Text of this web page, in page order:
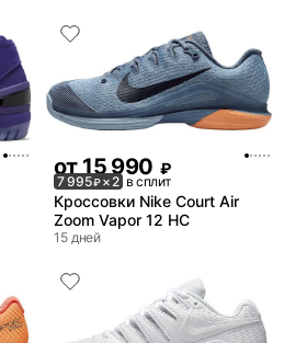
от15 990 ₽
7 995₽× 2 в сплит
Кроссовки Nike Court Air
Zoom Vapor 12 HC
15 дней